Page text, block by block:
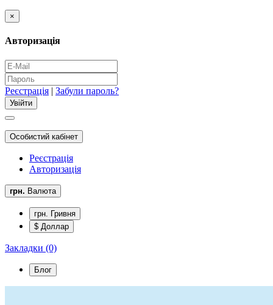
×
Авторизація
Реєстрація | Забули пароль?
Особистий кабінет
Реєстрація
Авторизація
грн. Валюта
грн. Гривня
$ Доллар
Закладки (0)
Блог